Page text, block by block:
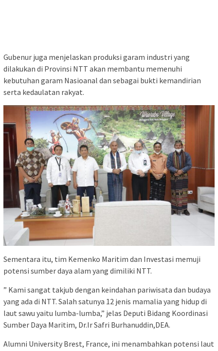
Gubenur juga menjelaskan produksi garam industri yang
dilakukan di Provinsi NTT akan membantu memenuhi
kebutuhan garam Nasioanal dan sebagai bukti kemandirian
serta kedaulatan rakyat.
Sementara itu, tim Kemenko Maritim dan Investasi memuji
potensi sumber daya alam yang dimiliki NTT.
” Kami sangat takjub dengan keindahan pariwisata dan budaya
yang ada di NTT. Salah satunya 12 jenis mamalia yang hidup di
laut sawu yaitu lumba-lumba,” jelas Deputi Bidang Koordinasi
Sumber Daya Maritim, Dr.Ir Safri Burhanuddin,DEA.
Alumni University Brest, France, ini menambahkan potensi laut